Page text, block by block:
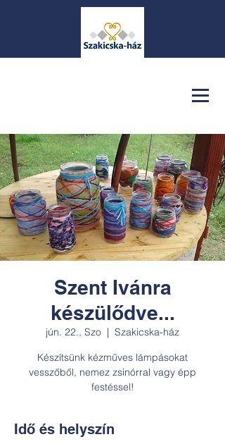
Szent Ivánra
készülődve...
jún. 22., Szo
  |
Szakicska-ház
Készítsünk kézműves lámpásokat
vesszőből, nemez zsinórral vagy épp
festéssel!
Idő és helyszín